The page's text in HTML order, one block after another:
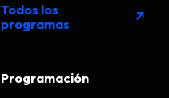
Todos los
programas
arrow_outward
Programación